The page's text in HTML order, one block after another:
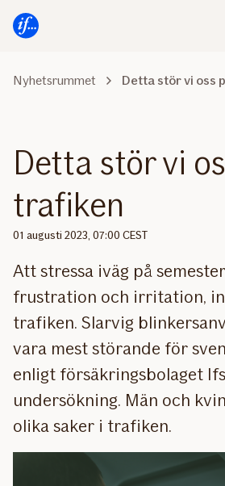
direkt
huvudmenyn
direkt
innehåll
Nyhetsrummet Detta stör vi oss
Detta stör vi
trafiken
01 augusti 2023, 07:00 CEST
Att stressa iväg på
frustration och irritation,
trafiken. Slarvig
vara mest störande för
enligt försäkringsbolaget
undersökning. Män och
olika saker i trafiken.